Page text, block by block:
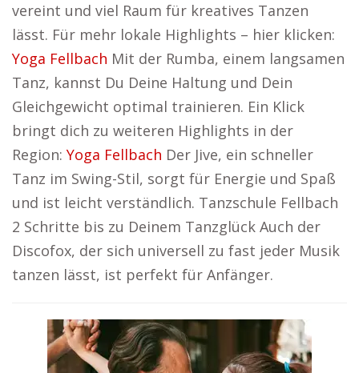
vereint und viel Raum für kreatives Tanzen
lässt. Für mehr lokale Highlights – hier klicken:
Yoga Fellbach Mit der Rumba, einem langsamen
Tanz, kannst Du Deine Haltung und Dein
Gleichgewicht optimal trainieren. Ein Klick
bringt dich zu weiteren Highlights in der
Region: Yoga Fellbach Der Jive, ein schneller
Tanz im Swing-Stil, sorgt für Energie und Spaß
und ist leicht verständlich. Tanzschule Fellbach
2 Schritte bis zu Deinem Tanzglück Auch der
Discofox, der sich universell zu fast jeder Musik
tanzen lässt, ist perfekt für Anfänger.